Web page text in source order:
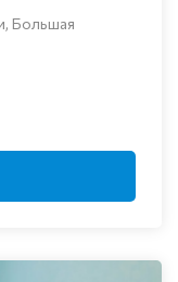
Большая